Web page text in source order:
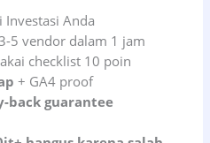
Investasi Anda
5 vendor dalam 1 jam
checklist 10 poin
+ GA4 proof
back guarantee